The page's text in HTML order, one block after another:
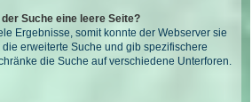
Suche eine leere Seite?
Ergebnisse, somit konnte der Webserver sie
erweiterte Suche und gib spezifischere
die Suche auf verschiedene Unterforen.